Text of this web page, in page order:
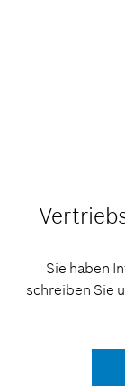
Sie haben
schreiben Sie